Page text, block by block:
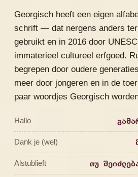
Georgisch heeft een eigen
schrift — dat nergens anders
gebruikt en in 2016 door
immaterieel cultureel erfgoed.
begrepen door oudere
meer door jongeren en in de
paar woordjes Georgisch
Hallo
Dank je (wel)
Alstublieft თუ